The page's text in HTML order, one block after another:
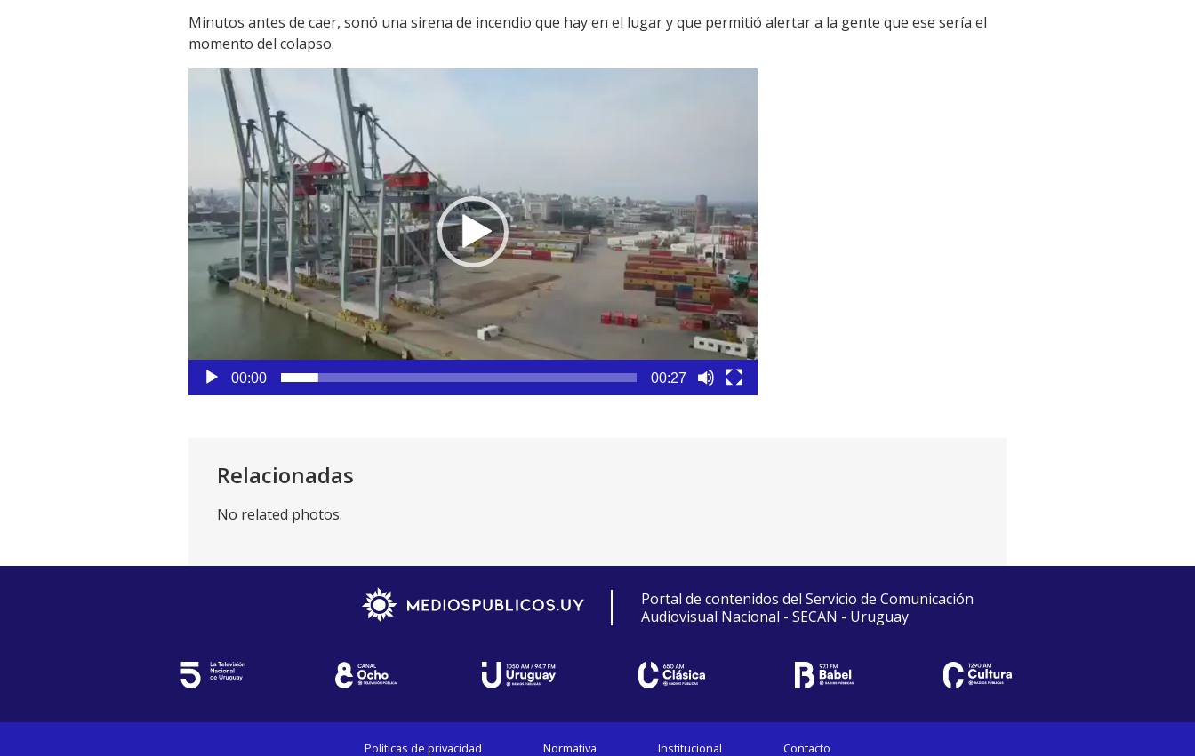
Minutos antes de caer, sonó una sirena de incendio que hay en el lugar y que permitió alertar a la gente que ese sería el
momento del colapso.
Reproductor
00:00 00:27
Relacionadas
No related photos.
Portal de contenidos del Servicio de Comunicación
Audiovisual Nacional - SECAN - Uruguay
Políticas de privacidad Normativa Institucional Contacto